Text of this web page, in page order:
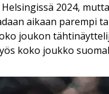
2024,
aikaan parempi
joukon
koko joukko